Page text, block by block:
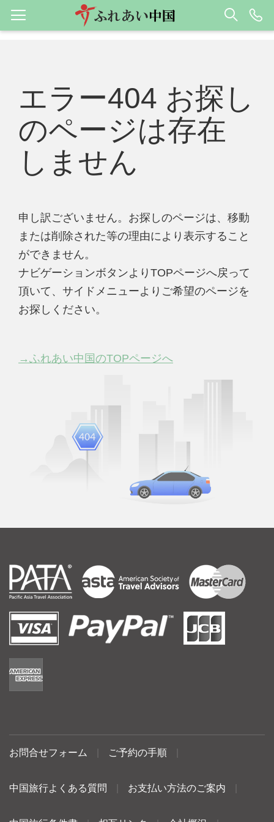
エラー404 お探し
のページは存在
しません
申し訳ございません。お探しのページは、移動
または削除された等の理由により表示すること
ができません。
ナビゲーションボタンよりTOPページへ戻って
頂いて、サイドメニューよりご希望のページを
お探しください。
→ふれあい中国のTOPページへ
お問合せフォーム ご予約の手順
中国旅行よくある質問 お支払い方法のご案内